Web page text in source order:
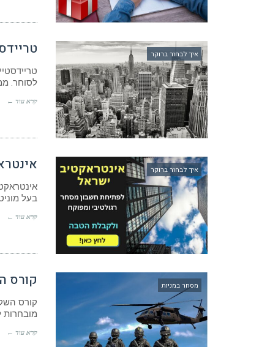
איך לבחור ברוקר טריידסטיישן –
לסוחר.
קרא עוד ←
איך לבחור ברוקר
בעל
קרא עוד ←
מסחר במניות קורס
מובחרות
קרא עוד ←